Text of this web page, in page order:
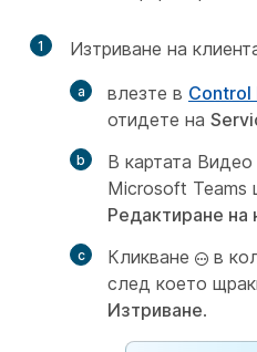
1
Изтриване на
влезте в Control
отидете на
В картата Видео
Microsoft Teams
Редактиране на
Кликване
в
след което
Изтриване.